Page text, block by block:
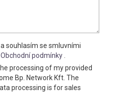
souhlasím se smluvními
Obchodní podmínky
processing of my provided
Bp. Network Kft. The
processing is for sales